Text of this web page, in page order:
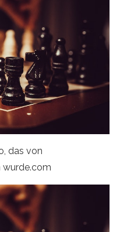
das von
wurde.com